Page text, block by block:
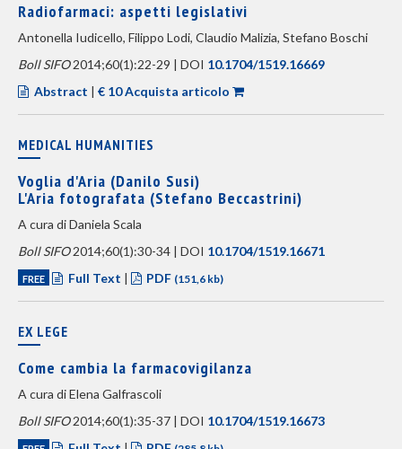
Radiofarmaci: aspetti legislativi
Antonella Iudicello, Filippo Lodi, Claudio Malizia, Stefano Boschi
Boll SIFO2014;60(1):22-29 | DOI 10.1704/1519.16669
Abstract | € 10 Acquista articolo
MEDICAL HUMANITIES
Voglia d'Aria (Danilo Susi)
L'Aria fotografata (Stefano Beccastrini)
A cura di Daniela Scala
Boll SIFO2014;60(1):30-34 | DOI 10.1704/1519.16671
FREE Full Text | PDF (151,6 kb)
EX LEGE
Come cambia la farmacovigilanza
A cura di Elena Galfrascoli
Boll SIFO2014;60(1):35-37 | DOI 10.1704/1519.16673